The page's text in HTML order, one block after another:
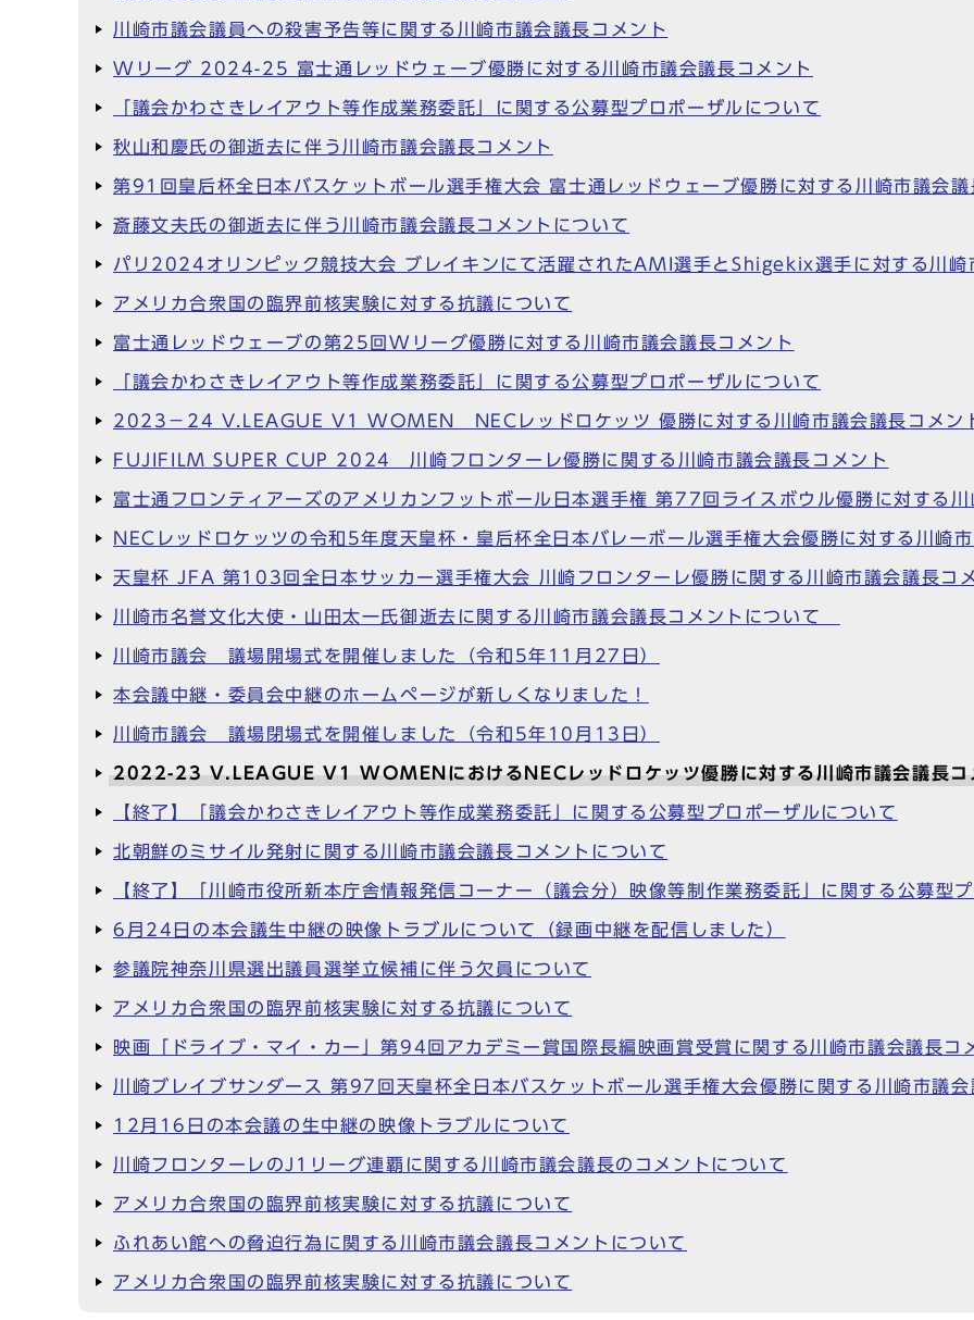
川崎市議会議員への殺害予告等に関する川崎市議会議長コメント
Wリーグ 2024-25 富士通レッドウェーブ優勝に対する川崎市議会議長コメント
「議会かわさきレイアウト等作成業務委託」に関する公募型プロポーザルについて
秋山和慶氏の御逝去に伴う川崎市議会議長コメント
第91回皇后杯全日本バスケットボール選手権大会 富士通レッドウェーブ優勝に対する川崎市議会議
斎藤文夫氏の御逝去に伴う川崎市議会議長コメントについて
パリ2024オリンピック競技大会 ブレイキンにて活躍されたAMI選手とShigekix選手に対する川崎
アメリカ合衆国の臨界前核実験に対する抗議について
富士通レッドウェーブの第25回Wリーグ優勝に対する川崎市議会議長コメント
「議会かわさきレイアウト等作成業務委託」に関する公募型プロポーザルについて
2023－24 V.LEAGUE V1 WOMEN NECレッドロケッツ 優勝に対する川崎市議会議長コメン
FUJIFILM SUPER CUP 2024 川崎フロンターレ優勝に関する川崎市議会議長コメント
富士通フロンティアーズのアメリカンフットボール日本選手権 第77回ライスボウル優勝に対する川
NECレッドロケッツの令和5年度天皇杯・皇后杯全日本バレーボール選手権大会優勝に対する川崎
天皇杯 JFA 第103回全日本サッカー選手権大会 川崎フロンターレ優勝に関する川崎市議会議長コ
川崎市名誉文化大使・山田太一氏御逝去に関する川崎市議会議長コメントについて
川崎市議会 議場開場式を開催しました（令和5年11月27日）
本会議中継・委員会中継のホームページが新しくなりました！
川崎市議会 議場閉場式を開催しました（令和5年10月13日）
2022-23 V.LEAGUE V1 WOMENにおけるNECレッドロケッツ優勝に対する川崎市議会議長コ
【終了】「議会かわさきレイアウト等作成業務委託」に関する公募型プロポーザルについて
北朝鮮のミサイル発射に関する川崎市議会議長コメントについて
【終了】「川崎市役所新本庁舎情報発信コーナー（議会分）映像等制作業務委託」に関する公募型
6月24日の本会議生中継の映像トラブルについて（録画中継を配信しました）
参議院神奈川県選出議員選挙立候補に伴う欠員について
アメリカ合衆国の臨界前核実験に対する抗議について
映画「ドライブ・マイ・カー」第94回アカデミー賞国際長編映画賞受賞に関する川崎市議会議長コ
川崎ブレイブサンダース 第97回天皇杯全日本バスケットボール選手権大会優勝に関する川崎市議会
12月16日の本会議の生中継の映像トラブルについて
川崎フロンターレのJ1リーグ連覇に関する川崎市議会議長のコメントについて
アメリカ合衆国の臨界前核実験に対する抗議について
ふれあい館への脅迫行為に関する川崎市議会議長コメントについて
アメリカ合衆国の臨界前核実験に対する抗議について